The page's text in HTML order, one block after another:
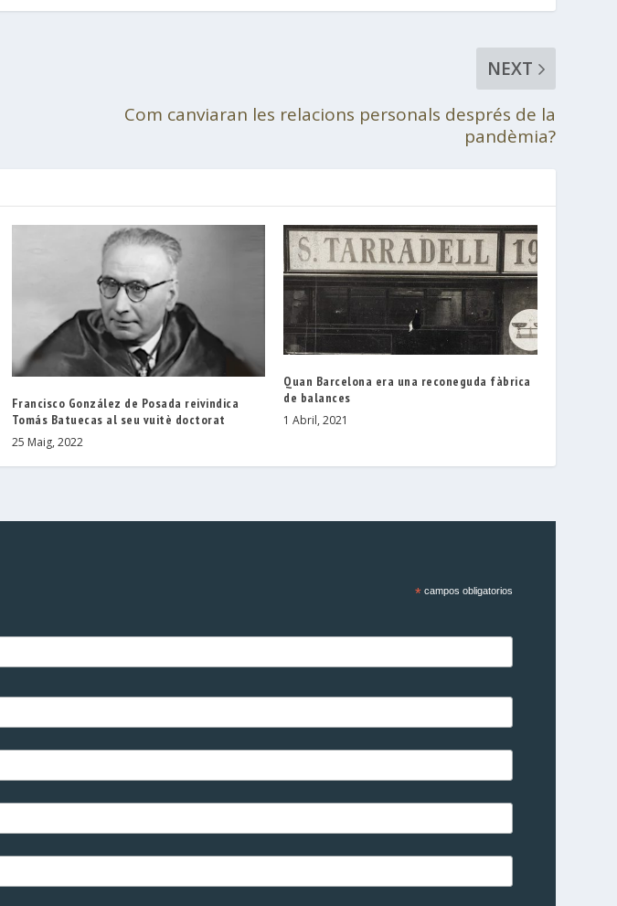
NEXT
Com canviaran les relacions personals després de la
pandèmia?
Francisco González de Posada reivindica
Tomás Batuecas al seu vuitè doctorat
25 Maig, 2022
Quan Barcelona era una reconeguda fàbrica
de balances
1 Abril, 2021
*campos obligatorios